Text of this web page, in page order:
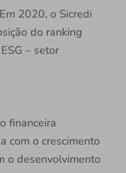
2020, o Sicredi
do ranking
– setor
financeira
com o crescimento
o desenvolvimento